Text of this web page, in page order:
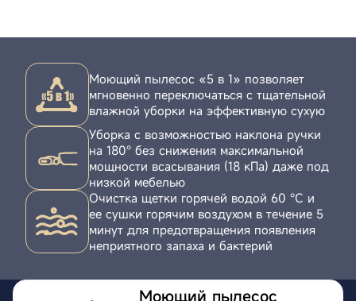
Моющий пылесос «5 в 1» позволяет
мгновенно переключаться с тщательной
влажной уборки на эффективную сухую
Уборка с возможностью наклона ручки
на 180° без снижения максимальной
мощности всасывания (18 кПа) даже под
низкой мебелью
Очистка щетки горячей водой 60 °C и
ее сушки горячим воздухом в течение 5
минут для предотвращения появления
неприятного запаха и бактерий
Моющий пылесос